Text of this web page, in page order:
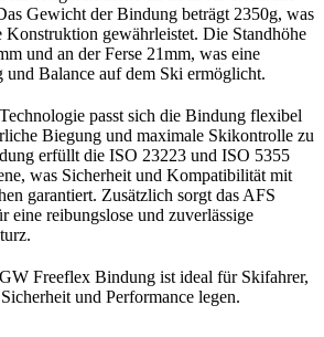
Gewicht der Bindung beträgt 2350g, was
Konstruktion gewährleistet. Die Standhöhe
und an der Ferse 21mm, was eine
und Balance auf dem Ski ermöglicht.
passt sich die Bindung flexibel
Biegung und maximale Skikontrolle zu
erfüllt die ISO 23223 und ISO 5355
was Sicherheit und Kompatibilität mit
garantiert. Zusätzlich sorgt das AFS
reibungslose und zuverlässige
Freeflex Bindung ist ideal für Skifahrer,
und Performance legen.